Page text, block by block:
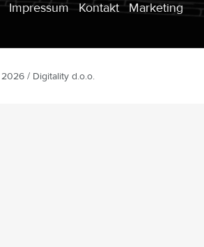
Impressum Kontakt Marketing
2026 / Digitality d.o.o.